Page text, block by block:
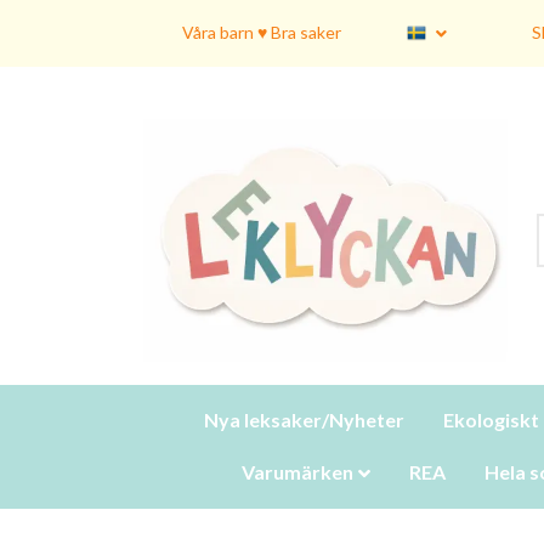
Våra barn ♥ Bra saker
Nya leksaker/Nyheter Ekologiskt
Varumärken REA Hela